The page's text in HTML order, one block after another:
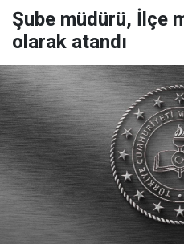
Şube müdürü, İlçe
olarak atandı